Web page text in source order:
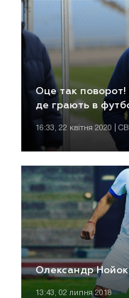
Оце так поворот!
де грають в
16:33, 22 квітня 2020 |
Олександр
13:43, 02 липня 2018